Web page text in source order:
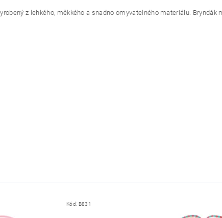
z lehkého, měkkého a snadno omyvatelného materiálu. Bryndák
Kód: B831